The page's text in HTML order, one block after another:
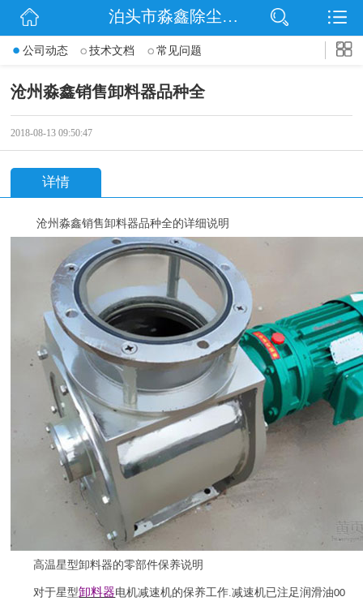
网站首页
泊头市淼鑫除尘配件销售处
公司动态 技术文档 常见问题
沧州淼鑫销售卸料器品种全
2018-08-13 09:50:47
详情
沧州淼鑫销售卸料器品种全的详细说明
高温星型卸料器的零部件保养说明
对于星型卸料器电机减速机的保养工作.减速机已注足润滑油00